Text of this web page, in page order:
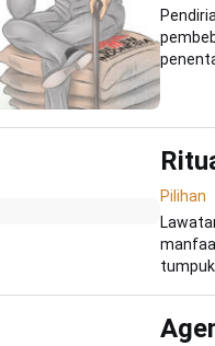
Pilihan
tumpuk